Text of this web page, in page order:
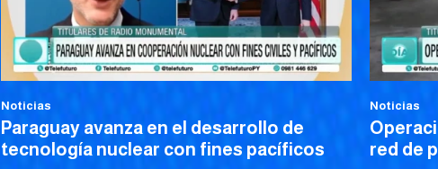
Noticias
Paraguay avanza en el desarrollo de
tecnología nuclear con fines pacíficos
Noticias
red de